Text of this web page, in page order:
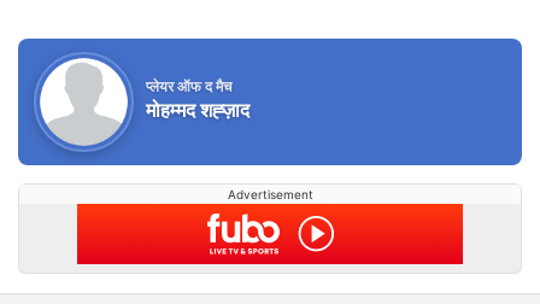
प्लेयर ऑफ द मैच
मोहम्मद शह्ज़ाद
Advertisement